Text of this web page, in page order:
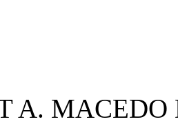
A. MACEDO